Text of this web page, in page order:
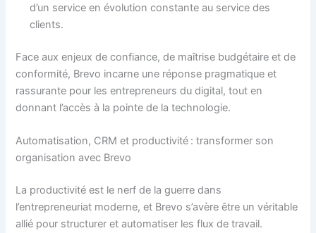
d’un service en évolution constante au service des
clients.
Face aux enjeux de confiance, de maîtrise budgétaire et de
conformité, Brevo incarne une réponse pragmatique et
rassurante pour les entrepreneurs du digital, tout en
donnant l’accès à la pointe de la technologie.
Automatisation, CRM et productivité : transformer son
organisation avec Brevo
La productivité est le nerf de la guerre dans
l’entrepreneuriat moderne, et Brevo s’avère être un véritable
allié pour structurer et automatiser les flux de travail.